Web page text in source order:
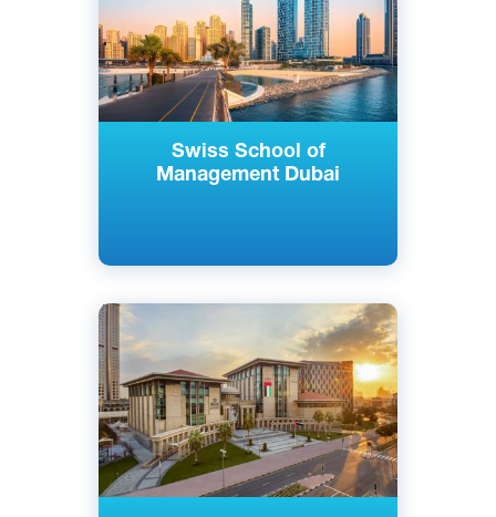
Swiss School of
Management Dubai
Английский
Рас-эль-Хайма, ОАЭ
Государственный